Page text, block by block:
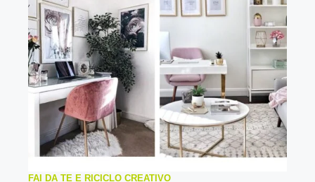
FAI DA TE E RICICLO CREATIVO